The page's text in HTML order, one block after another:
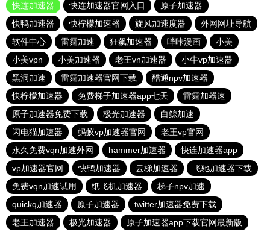
快连加速器
快连加速器官网入口
原子加速器
快鸭加速器
快柠檬加速器 旋风加速度器
外网网址导航
软件中心
雷霆加速 狂飙加速器 哔咔漫画
小美
小美vpn
小美加速器 老王vn加速器
小牛vp加速器
黑洞加速
雷霆加速器官网下载
酷通npv加速器
快柠檬加速器
免费梯子加速器app七天
雷霆加器速
原子加速器免费下载
极光加速器
白鲸加速
闪电猫加速器
蚂蚁vp加速器官网
老王vp官网
永久免费vqn加速外网
hammer加速器
快连加速器app
vp加速器官网
快鸭加速器 云梯加速器
飞驰加速器下载
免费vqn加速试用
纸飞机加速器
梯子npv加速
quickq加速器
原子加速器
twitter加速器免费下载
老王加速器
极光加速器 原子加速器app下载官网最新版